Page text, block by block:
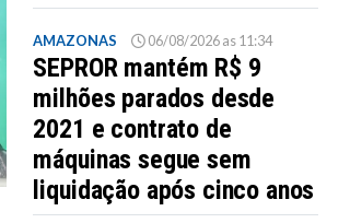
AMAZONAS 06/08/2026 as 11:34
SEPROR mantém R$ 9
milhões parados desde
2021 e contrato de
máquinas segue sem
liquidação após cinco anos